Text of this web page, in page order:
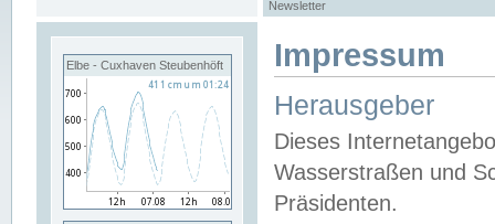
Newsletter
Elbe - Cuxhaven Steubenhöft Impressum
Herausgeber
Dieses
Wasserstraßen und
Präsidenten.